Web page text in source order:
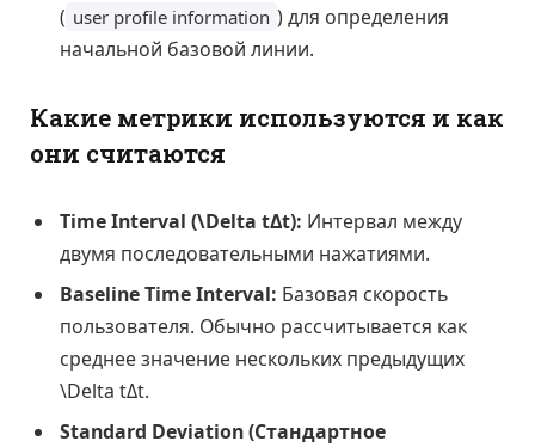
( user profile information ) для определения
начальной базовой линии.
Какие метрики используются и как
они считаются
Time Interval (\Delta tΔt): Интервал между
двумя последовательными нажатиями.
Baseline Time Interval: Базовая скорость
пользователя. Обычно рассчитывается как
среднее значение нескольких предыдущих
\Delta tΔt.
Standard Deviation (Стандартное